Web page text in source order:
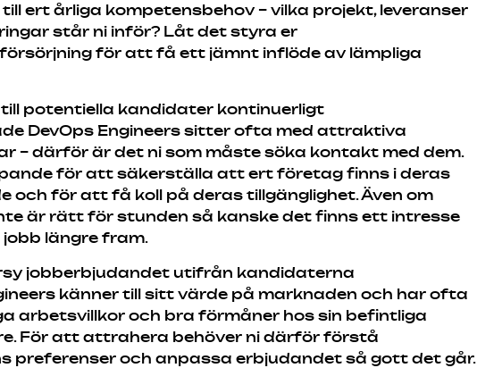
ert årliga kompetensbehov – vilka projekt, leveranser
står ni inför? Låt det styra er
för att få ett jämnt inflöde av lämpliga
till potentiella kandidater kontinuerligt
DevOps Engineers sitter ofta med attraktiva
– därför är det ni som måste söka kontakt med dem.
för att säkerställa att ert företag finns i deras
och för att få koll på deras tillgänglighet. Även om
är rätt för stunden så kanske det finns ett intresse
längre fram.
jobberbjudandet utifrån kandidaterna
känner till sitt värde på marknaden och har ofta
arbetsvillkor och bra förmåner hos sin befintliga
För att attrahera behöver ni därför förstå
preferenser och anpassa erbjudandet så gott det går.